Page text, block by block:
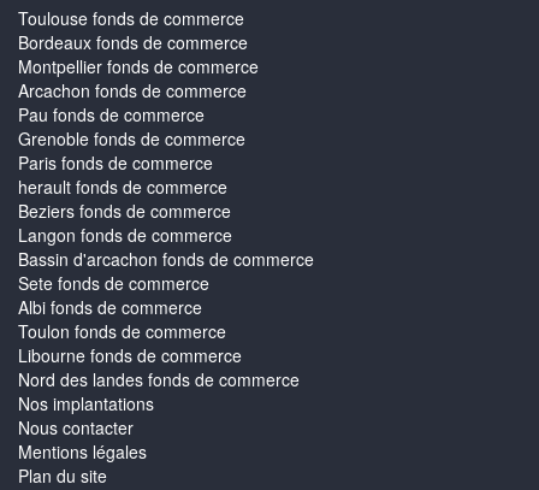
Toulouse fonds de commerce
Bordeaux fonds de commerce
Montpellier fonds de commerce
Arcachon fonds de commerce
Pau fonds de commerce
Grenoble fonds de commerce
Paris fonds de commerce
herault fonds de commerce
Beziers fonds de commerce
Langon fonds de commerce
Bassin d'arcachon fonds de commerce
Sete fonds de commerce
Albi fonds de commerce
Toulon fonds de commerce
Libourne fonds de commerce
Nord des landes fonds de commerce
Nos implantations
Nous contacter
Mentions légales
Plan du site